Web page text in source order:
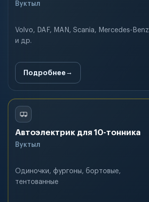
Вуктыл
Volvo, DAF, MAN, Scania, Mercedes-Benz
и др.
Подробнее
Автоэлектрик для 10-тонника
Вуктыл
Одиночки, фургоны, бортовые,
тентованные